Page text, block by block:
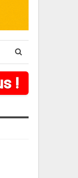
!